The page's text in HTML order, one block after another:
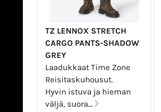
TZ LENNOX STRETCH
CARGO PANTS-SHADOW
GREY
Laadukkaat Time Zone
Reisitaskuhousut.
Hyvin istuva ja hieman
väljä, suora...